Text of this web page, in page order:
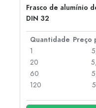
Frasco de alumínio
DIN 32
Quantidade
1
20
60
120